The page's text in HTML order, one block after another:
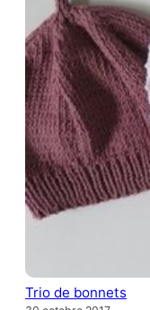
Trio de bonnets